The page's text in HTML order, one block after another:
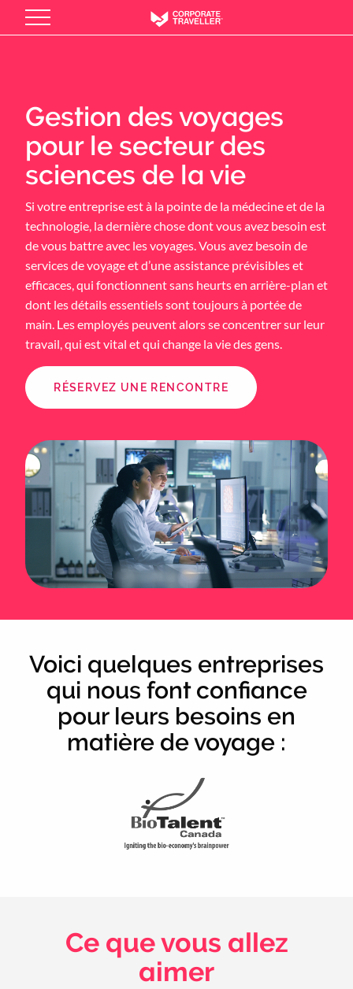
Gestion des voyages
pour le secteur des
sciences de la vie
Si votre entreprise est à la pointe de la médecine et de la
technologie, la dernière chose dont vous avez besoin est
de vous battre avec les voyages. Vous avez besoin de
services de voyage et d’une assistance prévisibles et
efficaces, qui fonctionnent sans heurts en arrière-plan et
dont les détails essentiels sont toujours à portée de
main. Les employés peuvent alors se concentrer sur leur
travail, qui est vital et qui change la vie des gens.
RÉSERVEZ UNE RENCONTRE
Voici quelques entreprises
qui nous font confiance
pour leurs besoins en
matière de voyage :
Ce que vous allez
aimer